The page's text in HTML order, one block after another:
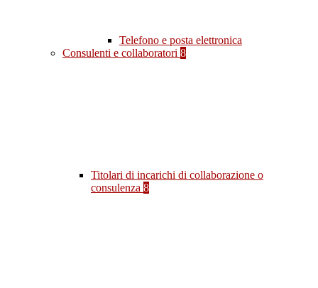
Telefono e posta elettronica
Consulenti e collaboratori 8
Titolari di incarichi di collaborazione o
consulenza 8